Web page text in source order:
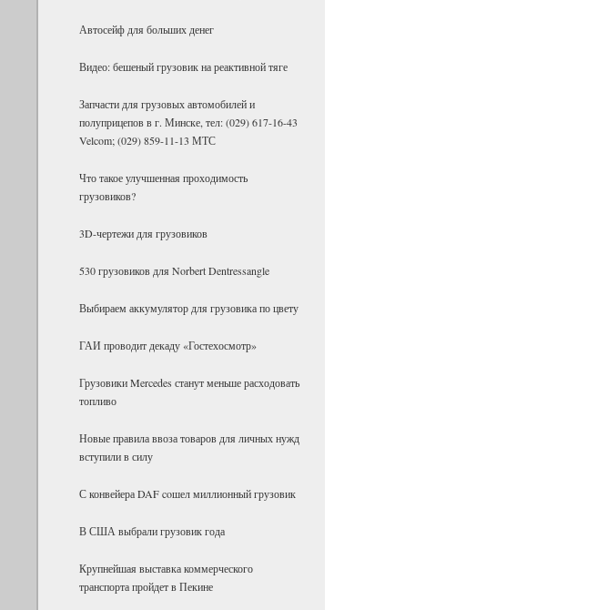
Ав­то­сейф для боль­ших денег
Видео: бешеный грузовик на реактивной тяге
Запчасти для грузовых автомобилей и
полуприцепов в г. Минске, тел: (029) 617-16-43
Velcom; (029) 859-11-13 МТС
Что такое улучшенная проходимость
грузовиков?
3D-чертежи для грузовиков
530 грузовиков для Norbert Dentressangle
Выбираем аккумулятор для грузовика по цвету
ГАИ проводит декаду «Гостехосмотр»
Грузовики Mercedes станут меньше расходовать
топливо
Новые правила ввоза товаров для личных нужд
вступили в силу
С конвейера DAF coшел миллионный грузовик
В США выбрали грузовик года
Крупнейшая выставка коммерческого
транспорта пройдет в Пекине